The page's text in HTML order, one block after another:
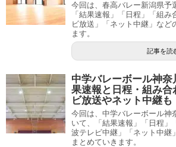
今回は、春高バレー新潟県予
「結果速報」「日程」「組
ビ放送」「ネット中継」など
ます。
記事を読
中学バレーボール神奈
果速報と日程・組み合
ビ放送やネット中継も
今回は、中学バレーボール神
いて、「結果速報」「日程」
波テレビ中継」「ネット中継
まとめていきます。